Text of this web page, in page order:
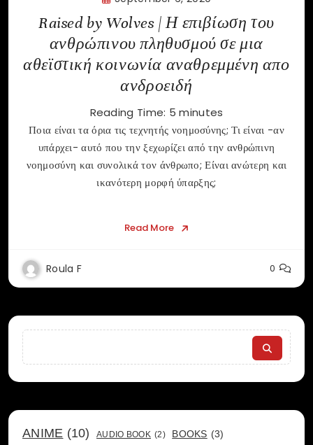
Raised by Wolves | Η επιβίωση του
ανθρώπινου πληθυσμού σε μια
αθεϊστική κοινωνία αναθρεμμένη απο
ανδροειδή
Reading Time: 5 minutes
Ποια είναι τα όρια τις τεχνητής νοημοσύνης; Τι είναι -αν
υπάρχει- αυτό που την ξεχωρίζει από την ανθρώπινη
νοημοσύνη και συνολικά τον άνθρωπο; Είναι ανώτερη και
ικανότερη μορφή ύπαρξης;
Read More
Roula F 0
Search
ANIME (10) AUDIO BOOK (2) BOOKS (3)